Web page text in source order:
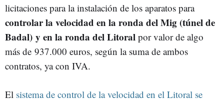
licitaciones para la instalación de los aparatos para
controlar la velocidad en la ronda del Mig (túnel de
Badal) y en la ronda del Litoral por valor de algo
más de 937.000 euros, según la suma de ambos
contratos, ya con IVA.
El sistema de control de la velocidad en el Litoral se